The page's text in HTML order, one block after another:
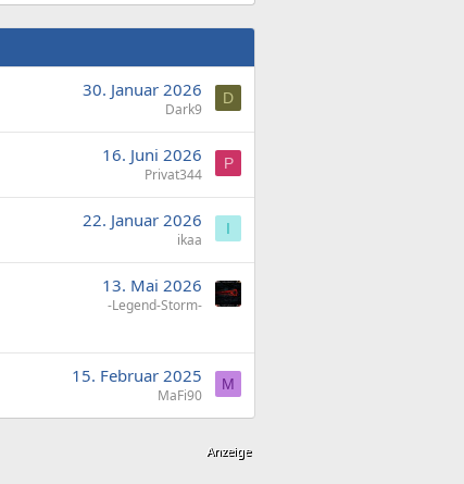
30. Januar 2026
Dark9
D
16. Juni 2026
Privat344
P
22. Januar 2026
ikaa
I
13. Mai 2026
-Legend-Storm-
15. Februar 2025
MaFi90
M